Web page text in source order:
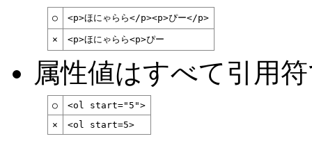
○ <p>ほにゃらら</p><p>ぴー</p>
× <p>ほにゃらら<p>ぴー
属性値はすべて引用
○
<ol start="5">
×
<ol start=5>